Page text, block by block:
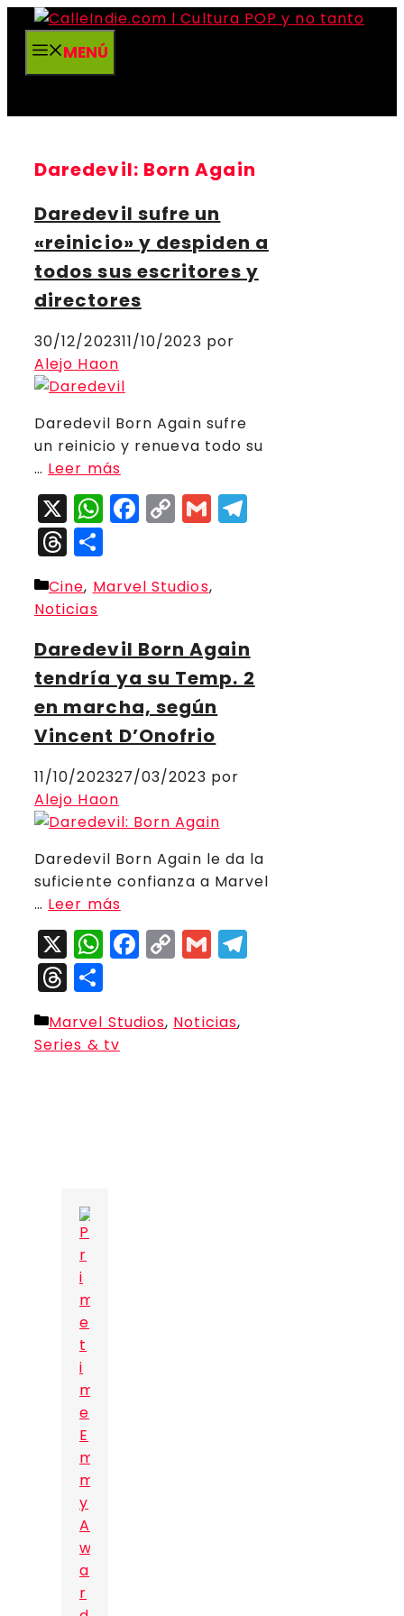
Saltar
contenidoMENÚ
Daredevil: Born Again
Daredevil sufre un
«reinicio» y despiden a
todos sus escritores y
directores
30/12/202311/10/2023 por
Alejo Haon
Daredevil Born Again sufre
un reinicio y renueva todo su
… Leer más
X WhatsApp
Facebook
Copy
Link
Gmail
Threads
Categorías
Cine, Marvel Studios,
Noticias
Daredevil Born Again
tendría ya su Temp. 2
en marcha, según
Vincent D’Onofrio
11/10/202327/03/2023 por
Alejo Haon
Daredevil Born Again le da la
suficiente confianza a Marvel
… Leer más
X WhatsApp
Facebook
Copy
Link
Gmail
Threads
Categorías
Marvel Studios, Noticias,
Series & tv